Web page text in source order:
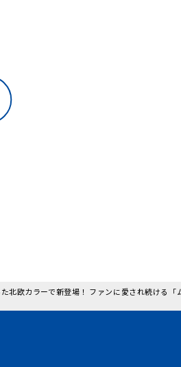
北欧カラーで新登場！ ファンに愛され続ける